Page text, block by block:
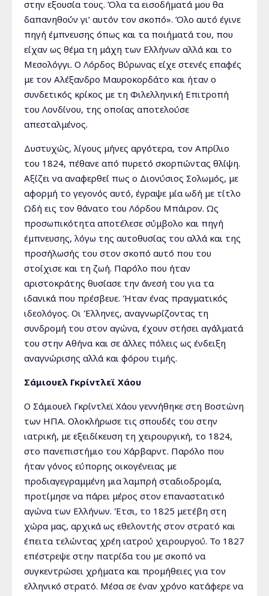
στην εξουσία τους. Όλα τα εισοδήματά μου θα
δαπανηθούν γι’ αυτόν τον σκοπό». Όλο αυτό έγινε
πηγή έμπνευσης όπως και τα ποιήματά του, που
είχαν ως θέμα τη μάχη των Ελλήνων αλλά και το
Μεσολόγγι. Ο Λόρδος Βύρωνας είχε στενές επαφές
με τον Αλέξανδρο Μαυροκορδάτο και ήταν ο
συνδετικός κρίκος με τη Φιλελληνική Επιτροπή
του Λονδίνου, της οποίας αποτελούσε
απεσταλμένος.
Δυστυχώς, λίγους μήνες αργότερα, τον Απρίλιο
του 1824, πέθανε από πυρετό σκορπώντας θλίψη.
Αξίζει να αναφερθεί πως ο Διονύσιος Σολωμός, με
αφορμή το γεγονός αυτό, έγραψε μία ωδή με τίτλο
Ωδή εις τον θάνατο του Λόρδου Μπάιρον. Ως
προσωπικότητα αποτέλεσε σύμβολο και πηγή
έμπνευσης, λόγω της αυτοθυσίας του αλλά και της
προσήλωσής του στον σκοπό αυτό που του
στοίχισε και τη ζωή. Παρόλο που ήταν
αριστοκράτης θυσίασε την άνεσή του για τα
ιδανικά που πρέσβευε. Ήταν ένας πραγματικός
ιδεολόγος. Οι Έλληνες, αναγνωρίζοντας τη
συνδρομή του στον αγώνα, έχουν στήσει αγάλματά
του στην Αθήνα και σε άλλες πόλεις ως ένδειξη
αναγνώρισης αλλά και φόρου τιμής.
Σάμιουελ Γκρίντλεϊ Χάου
Ο Σάμιουελ Γκρίντλεϊ Χάου γεννήθηκε στη Βοστώνη
των ΗΠΑ. Ολοκλήρωσε τις σπουδές του στην
ιατρική, με εξειδίκευση τη χειρουργική, το 1824,
στο πανεπιστήμιο του Χάρβαρντ. Παρόλο που
ήταν γόνος εύπορης οικογένειας με
προδιαγεγραμμένη μια λαμπρή σταδιοδρομία,
προτίμησε να πάρει μέρος στον επαναστατικό
αγώνα των Ελλήνων. Έτσι, το 1825 μετέβη στη
χώρα μας, αρχικά ως εθελοντής στον στρατό και
έπειτα τελώντας χρέη ιατρού χειρουργού. Το 1827
επέστρεψε στην πατρίδα του με σκοπό να
συγκεντρώσει χρήματα και προμήθειες για τον
ελληνικό στρατό. Μέσα σε έναν χρόνο κατάφερε να